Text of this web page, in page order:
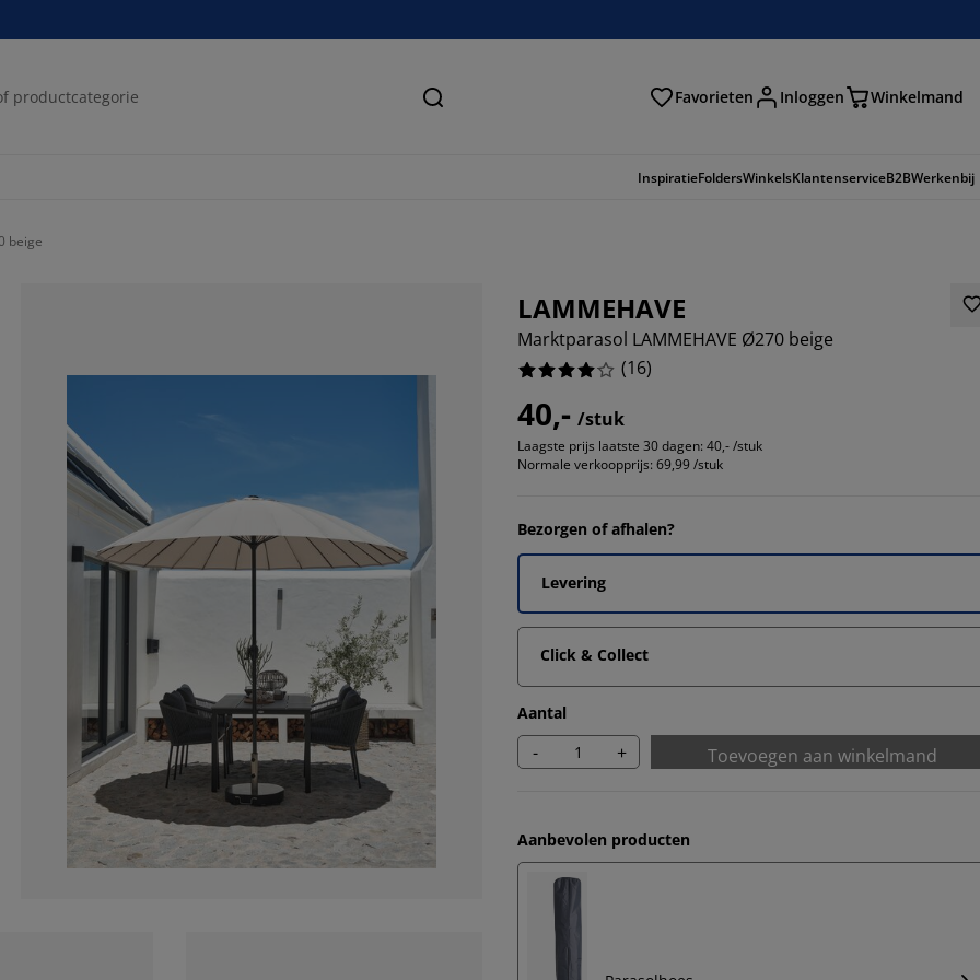
Zoeken Favorieten Inloggen Winkelmand
InspiratieFoldersWinkelsKlantenserviceB2BWerkenbij
beige
LAMMEHAVE
Marktparasol LAMMEHAVE Ø270 beige
(16)
40,- /stuk
Laagste prijs laatste 30 dagen: 40,- /stuk
Normale verkoopprijs: 69,99 /stuk
Bezorgen of afhalen?
Levering
Click & Collect
Aantal
- + Toevoegen aan winkelmand
Aanbevolen producten
6.25%